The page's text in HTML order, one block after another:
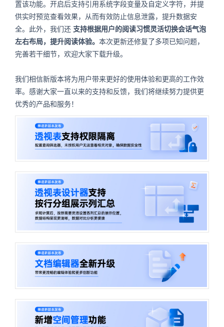
置该功能。开启后支持引用系统字段变量及自定义字符，并提
供实时预览查看效果，从而有效防止信息泄露，提升数据安
全。此外，我们还 支持根据用户的阅读习惯灵活切换会话气泡
左右布局，提升阅读体验。 本次更新还修复了多项已知问题，
完善若干细节，欢迎大家下载升级。
我们相信新版本将为用户带来更好的使用体验和更高的工作效
率。感谢大家一直以来的支持和反馈，我们将继续努力提供更
优秀的产品和服务！